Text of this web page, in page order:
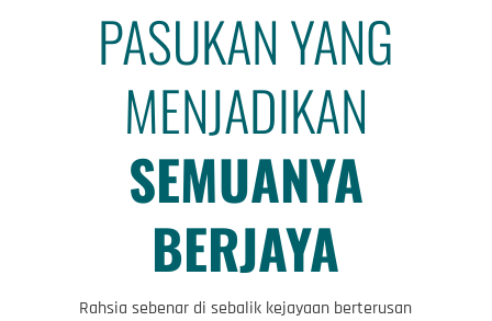
PASUKAN YANG
MENJADIKAN
SEMUANYA
BERJAYA
Rahsia sebenar di sebalik kejayaan berterusan